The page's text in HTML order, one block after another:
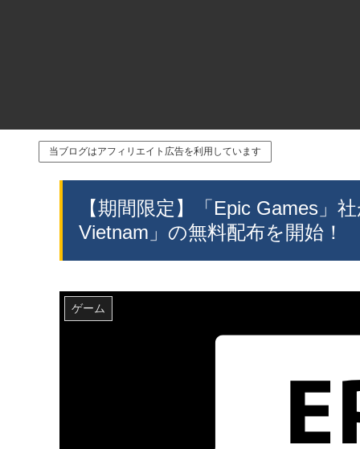
当ブログはアフィリエイト広告を利用しています
【期間限定】「Epic Games」
Vietnam」の無料配布を開始！
ゲーム